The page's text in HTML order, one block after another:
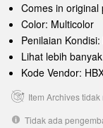
Comes in original
Color: Multicolor
Penilaian
Lihat lebih banyak
Kode Vendor:
Item Archives
Tidak ada